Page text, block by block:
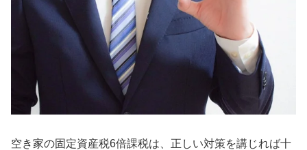
空き家の固定資産税6倍課税は、正しい対策を講じれば十